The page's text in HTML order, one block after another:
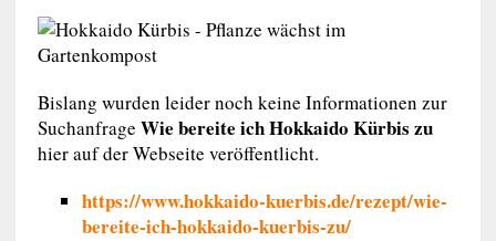
Bislang wurden leider noch keine Informationen zur
Suchanfrage Wie bereite ich Hokkaido Kürbis zu
hier auf der Webseite veröffentlicht.
https://www.hokkaido-kuerbis.de/rezept/wie-
bereite-ich-hokkaido-kuerbis-zu/